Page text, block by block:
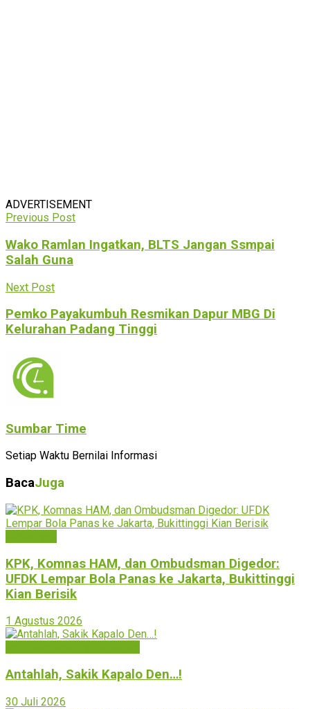
ADVERTISEMENT
Previous Post
Wako Ramlan Ingatkan, BLTS Jangan Ssmpai
Salah Guna
Next Post
Pemko Payakumbuh Resmikan Dapur MBG Di
Kelurahan Padang Tinggi
Sumbar Time
Setiap Waktu Bernilai Informasi
BacaJuga
KPK, Komnas HAM, dan Ombudsman Digedor:
UFDK Lempar Bola Panas ke Jakarta, Bukittinggi
Kian Berisik
1 Agustus 2026
Antahlah, Sakik Kapalo Den…!
30 Juli 2026